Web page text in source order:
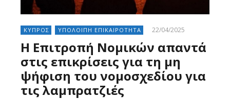
ΚΥΠΡΟΣ ΥΠΟΛΟΙΠΗ ΕΠΙΚΑΙΡΟΤΗΤΑ 22/04/2025
Η Επιτροπή Νομικών απαντά
στις επικρίσεις για τη μη
ψήφιση του νομοσχεδίου για
τις λαμπρατζιές